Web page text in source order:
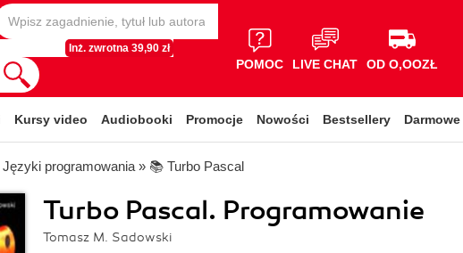
Inż. zwrotna 39,90 zł
POMOC LIVE CHAT OD O,OOZŁ
Kursy video Audiobooki Promocje Nowości Bestsellery
Języki programowania » 📚 Turbo Pascal
Turbo Pascal. Programowanie
Tomasz M. Sadowski